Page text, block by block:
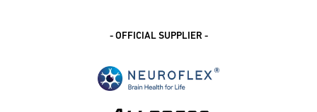
- OFFICIAL SUPPLIER -